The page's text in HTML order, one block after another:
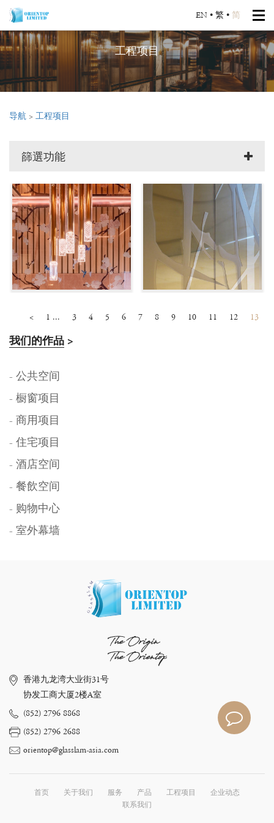
EN • 繁 • 简
工程项目
导航 > 工程项目
篩選功能
< 1 ... 3 4 5 6 7 8 9 10 11 12 13
我们的作品 >
- 公共空间
- 橱窗项目
- 商用项目
- 住宅项目
- 酒店空间
- 餐飲空间
- 购物中心
- 室外幕墙
The Origin
The Orientop
香港九龙湾大业街31号
协发工商大厦2楼A室
(852) 2796 8868
(852) 2796 2688
orientop@glasslam-asia.com
首页 关于我们 服务 产品 工程项目
企业动态
联系我们